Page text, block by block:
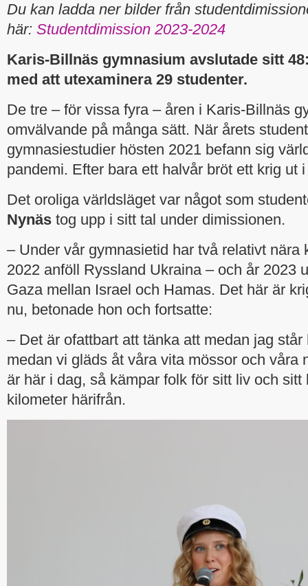
Du kan ladda ner bilder från
här: Studentdimission 2023-2024
Karis-Billnäs gymnasium avslutade sitt
med att utexaminera 29 studenter.
De tre – för vissa fyra – åren i Karis-Billnäs
omvälvande på många sätt. När årets
gymnasiestudier hösten 2021 befann sig
pandemi. Efter bara ett halvår bröt ett krig ut
Det oroliga världsläget var något som
Nynäs tog upp i sitt tal under dimissionen.
– Under vår gymnasietid har två relativt nära
2022 anföll Ryssland Ukraina – och år 2023
Gaza mellan Israel och Hamas. Det här är
nu, betonade hon och fortsatte:
– Det är ofattbart att tänka att medan jag står
medan vi gläds åt våra vita mössor och våra
är här i dag, så kämpar folk för sitt liv och sitt
kilometer härifrån.